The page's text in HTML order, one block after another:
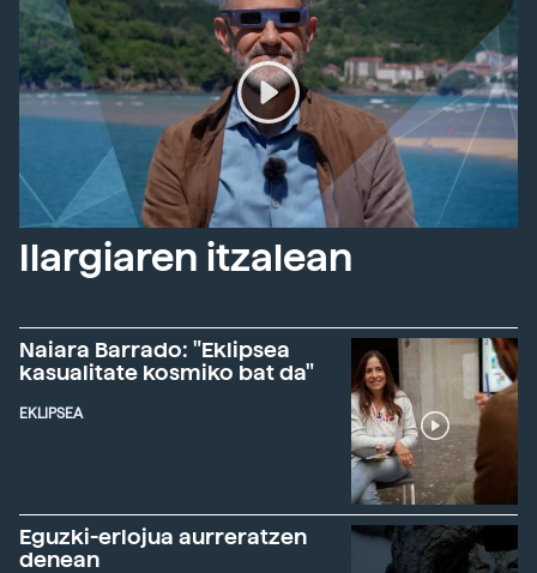
Ilargiaren itzalean
Naiara Barrado: "Eklipsea
kasualitate kosmiko bat da"
EKLIPSEA
Eguzki-erlojua aurreratzen
denean